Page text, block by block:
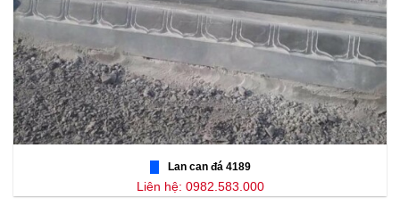
Lan can đá 4189
Liên hệ: 0982.583.000